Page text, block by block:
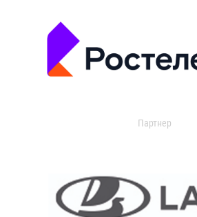
Партнер